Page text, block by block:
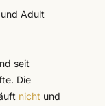
Adult
seit
Die
nicht und